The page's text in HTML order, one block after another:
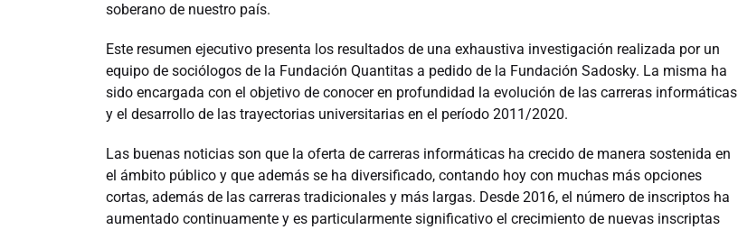
soberano de nuestro país.
Este resumen ejecutivo presenta los resultados de una exhaustiva investigación realizada por un
equipo de sociólogos de la Fundación Quantitas a pedido de la Fundación Sadosky. La misma ha
sido encargada con el objetivo de conocer en profundidad la evolución de las carreras informáticas
y el desarrollo de las trayectorias universitarias en el período 2011/2020.
Las buenas noticias son que la oferta de carreras informáticas ha crecido de manera sostenida en
el ámbito público y que además se ha diversificado, contando hoy con muchas más opciones
cortas, además de las carreras tradicionales y más largas. Desde 2016, el número de inscriptos ha
aumentado continuamente y es particularmente significativo el crecimiento de nuevas inscriptas